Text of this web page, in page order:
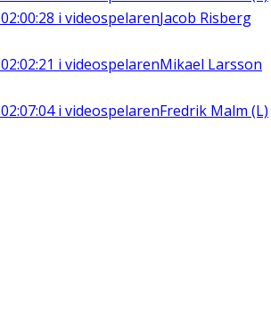
02:00:28 i videospelarenJacob Risberg
02:02:21 i videospelarenMikael Larsson
02:07:04i videospelarenFredrik Malm (L)